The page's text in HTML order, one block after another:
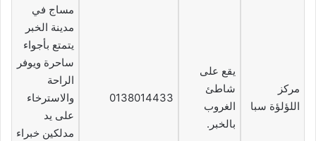
مركز
اللؤلؤة سبا
يقع على
شاطئ
الغروب
بالخبر.
0138014433
مساج في
مدينة الخبر
يتمتع بأجواء
ساحرة ويوفر
الراحة
والاسترخاء
على يد
مدلكين خبراء